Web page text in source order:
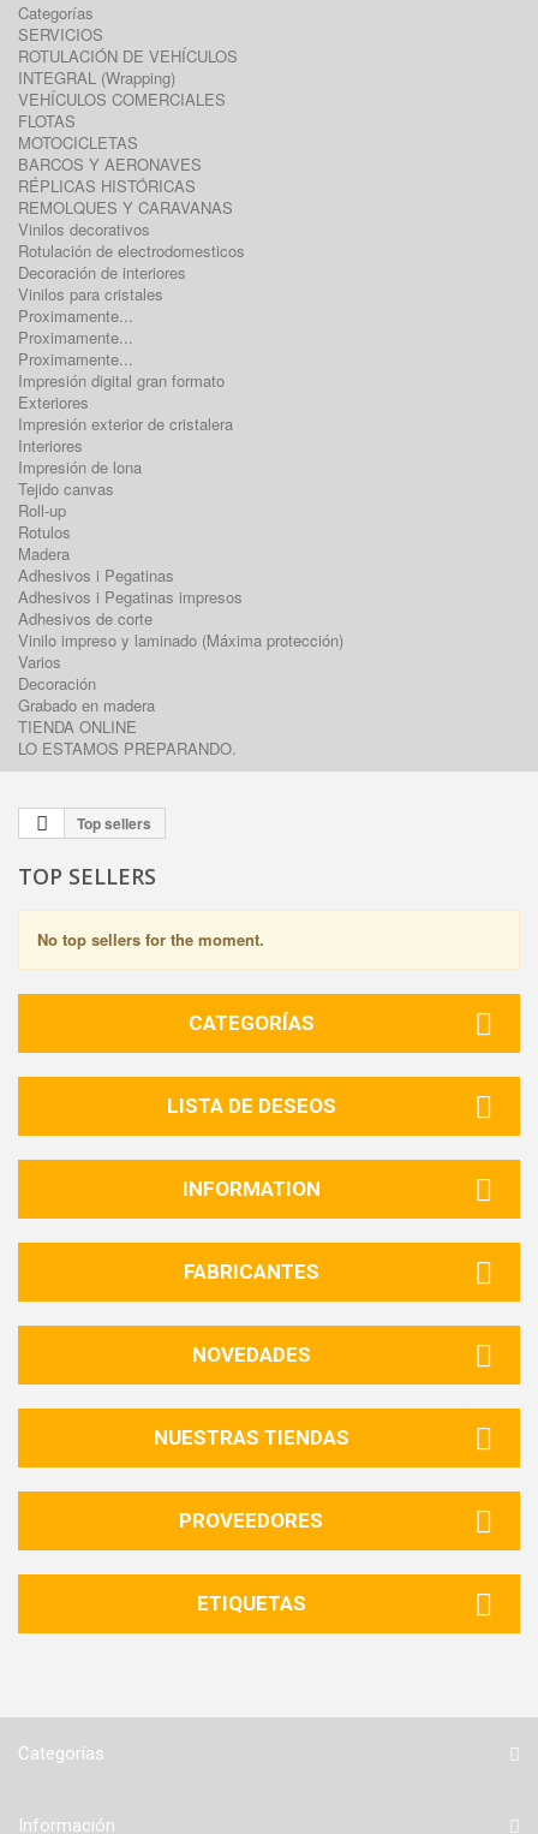
Categorías
SERVICIOS
ROTULACIÓN DE VEHÍCULOS
INTEGRAL (Wrapping)
VEHÍCULOS COMERCIALES
FLOTAS
MOTOCICLETAS
BARCOS Y AERONAVES
RÉPLICAS HISTÓRICAS
REMOLQUES Y CARAVANAS
Vinilos decorativos
Rotulación de electrodomesticos
Decoración de interiores
Vinilos para cristales
Proximamente...
Proximamente...
Proximamente...
Impresión digital gran formato
Exteriores
Impresión exterior de cristalera
Interiores
Impresión de lona
Tejido canvas
Roll-up
Rotulos
Madera
Adhesivos i Pegatinas
Adhesivos i Pegatinas impresos
Adhesivos de corte
Vinilo impreso y laminado (Máxima protección)
Varios
Decoración
Grabado en madera
TIENDA ONLINE
LO ESTAMOS PREPARANDO.
Top sellers
TOP SELLERS
No top sellers for the moment.
CATEGORÍAS
LISTA DE DESEOS
INFORMATION
FABRICANTES
NOVEDADES
NUESTRAS TIENDAS
PROVEEDORES
ETIQUETAS
Categorías
Información